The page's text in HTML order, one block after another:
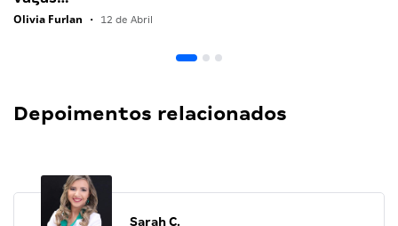
Olivia Furlan • 12 de Abril
Depoimentos relacionados
Sarah C.